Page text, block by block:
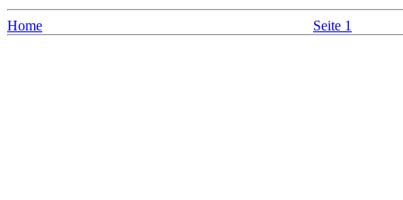
Home Seite 1